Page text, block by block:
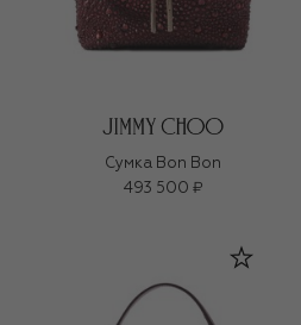
Сумка Bon Bon
493 500 ₽